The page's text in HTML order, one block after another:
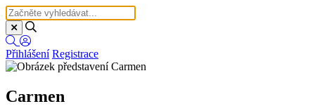
Přihlášení Registrace
Carmen